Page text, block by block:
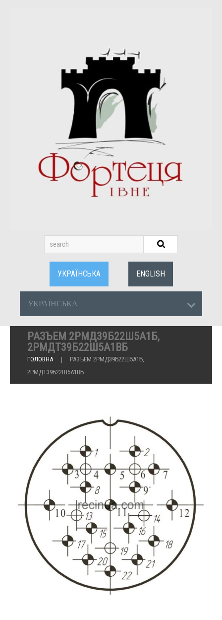
УКРАЇНСЬКА ENGLISH
УКРАЇНСЬКА
РАЗЪЕМ 2РМД39Б22Ш5А1Б,
2РМДТ39Б22Ш5А1ВБ
ГОЛОВНА
РАЗЪЕМ 2РМД39Б22Ш5А1Б,
2РМДТ39Б22Ш5А1ВБ